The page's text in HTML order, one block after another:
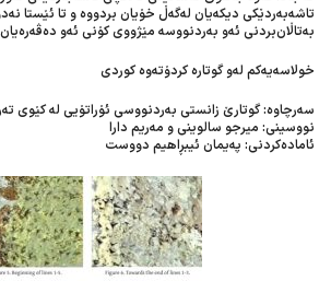
تاشەبەردێکی دیکەیان لەگەڵ خۆیان بردووە و تا ئێستا
بەتاڵان‌بردنی ئەو بەردنووسە مێژووی کۆنی ئەو دەڤەرەیان
خولاسەیەکم لەو گوتارە کردۆتەوە کوردی
سەرچاوە: گوتارێ زانستی بەردنووسی ئۆراتۆیی لە کێوی
نووسینی: میرجو سالوینی و مەریم دارا
ئامادەکردنی: پەیمان ئیبڕاهیم دووست